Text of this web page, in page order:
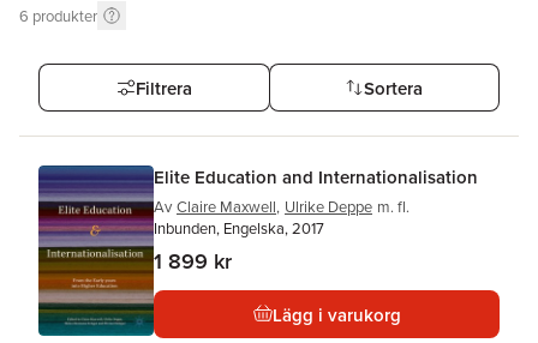
6 produkter
Filtrera Sortera
Elite Education and Internationalisation
Av Claire Maxwell, Ulrike Deppe m. fl.
Inbunden, Engelska, 2017
1 899 kr
Lägg i varukorg